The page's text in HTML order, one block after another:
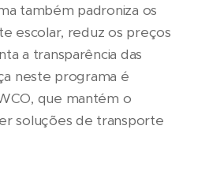
também padroniza os
escolar, reduz os preços
a transparência das
neste programa é
que mantém o
soluções de transporte